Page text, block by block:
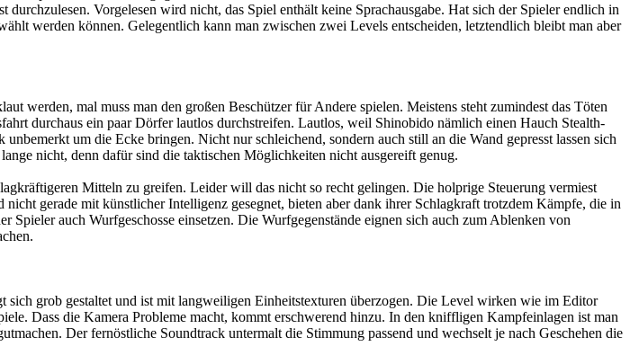
Vorgelesen wird nicht, das Spiel enthält keine Sprachausgabe. Hat sich der Spieler endlich in
werden können. Gelegentlich kann man zwischen zwei Levels entscheiden, letztendlich bleibt man aber
werden, mal muss man den großen Beschützer für Andere spielen. Meistens steht zumindest das Töten
durchaus ein paar Dörfer lautlos durchstreifen. Lautlos, weil Shinobido nämlich einen Hauch Stealth-
um die Ecke bringen. Nicht nur schleichend, sondern auch still an die Wand gepresst lassen sich
nicht, denn dafür sind die taktischen Möglichkeiten nicht ausgereift genug.
Mitteln zu greifen. Leider will das nicht so recht gelingen. Die holprige Steuerung vermiest
gerade mit künstlicher Intelligenz gesegnet, bieten aber dank ihrer Schlagkraft trotzdem Kämpfe, die in
auch Wurfgeschosse einsetzen. Die Wurfgegenstände eignen sich auch zum Ablenken von
grob gestaltet und ist mit langweiligen Einheitstexturen überzogen. Die Level wirken wie im Editor
Dass die Kamera Probleme macht, kommt erschwerend hinzu. In den kniffligen Kampfeinlagen ist man
Der fernöstliche Soundtrack untermalt die Stimmung passend und wechselt je nach Geschehen die